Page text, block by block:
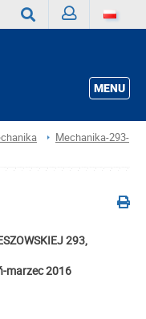
MENU
Mechanika-293-
293,
marzec 2016